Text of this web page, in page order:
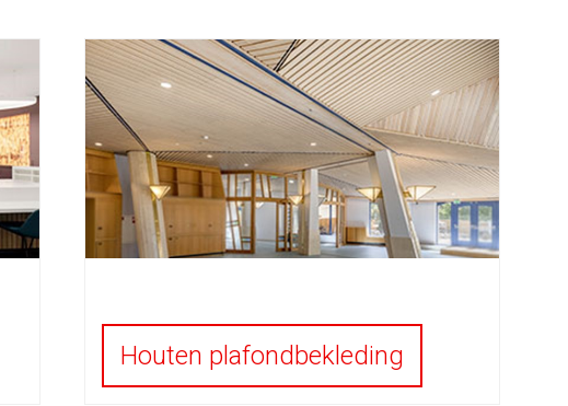
Houten plafondbekleding